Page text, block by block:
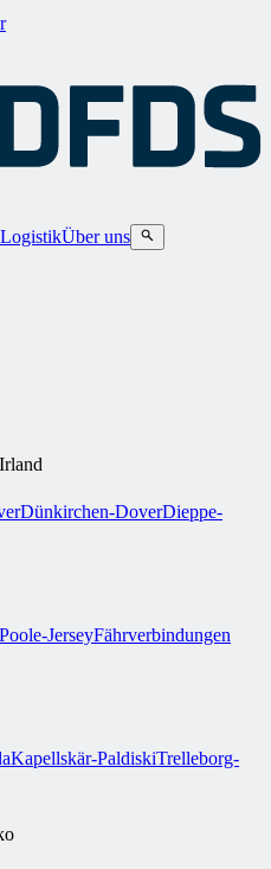
Über uns
Dünkirchen-DoverDieppe-
Poole-JerseyFährverbindungen
Kapellskär-PaldiskiTrelleborg-